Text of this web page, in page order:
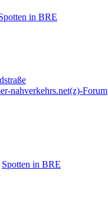
in BRE
nahverkehrs.net(z)-Forum
Spotten in BRE